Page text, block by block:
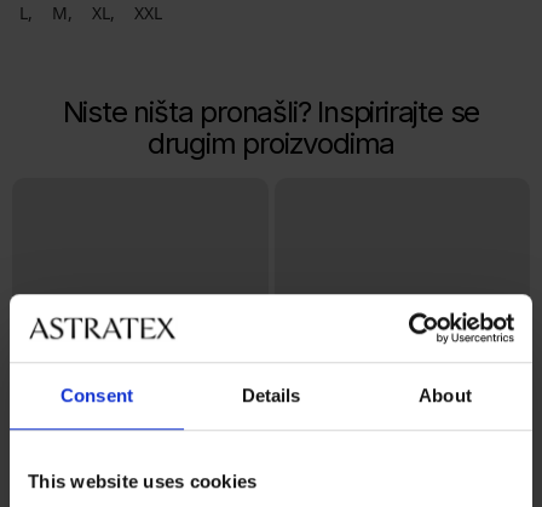
Consent Details About
This website uses cookies
L
M XL XXL
Niste ništa pronašli? Inspirirajte se
drugim proizvodima